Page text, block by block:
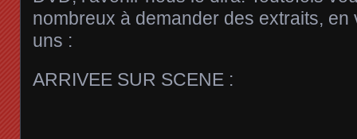
nombreux à demander des extraits,
uns :
ARRIVEE SUR SCENE :